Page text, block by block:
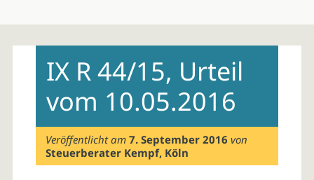
contentIX R 44/15, Urteil
vom 10.05.2016
Veröffentlicht am7. September 2016 von
Steuerberater Kempf, Köln